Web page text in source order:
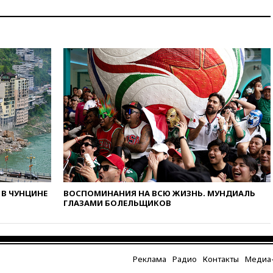
женщина и трехлетний
12:22В России с 1 сентября
изменятся билеты на
общественный транспорт
12:15Иран и Оман
согласовали главные пункты
сделки по открытию
Ормузского пролива
11:58Politico: США
восстановили обмен
разведданными с Украиной
11:58Великобритания
расширила санкции против
11:37В Ярославской области
обломки БПЛА упали в
резервуары НПЗ
ЧУНЦИНЕ
ВОСПОМИНАНИЯ НА ВСЮ ЖИЗНЬ. МУНДИАЛЬ
ГЛАЗАМИ БОЛЕЛЬЩИКОВ
Реклама Радио Контакты